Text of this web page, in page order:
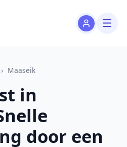
› Maaseik
in
door een